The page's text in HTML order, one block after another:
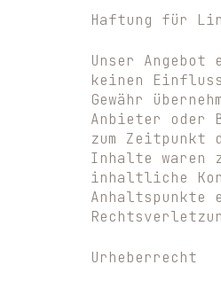
Haftung für
Unser
keinen
Gewähr
Anbieter oder
zum Zeitpunkt
Inhalte waren
inhaltliche
Anhaltspunkte
Urheberrecht